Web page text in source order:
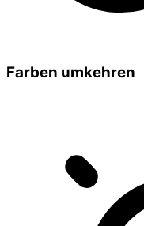
Farben umkehren